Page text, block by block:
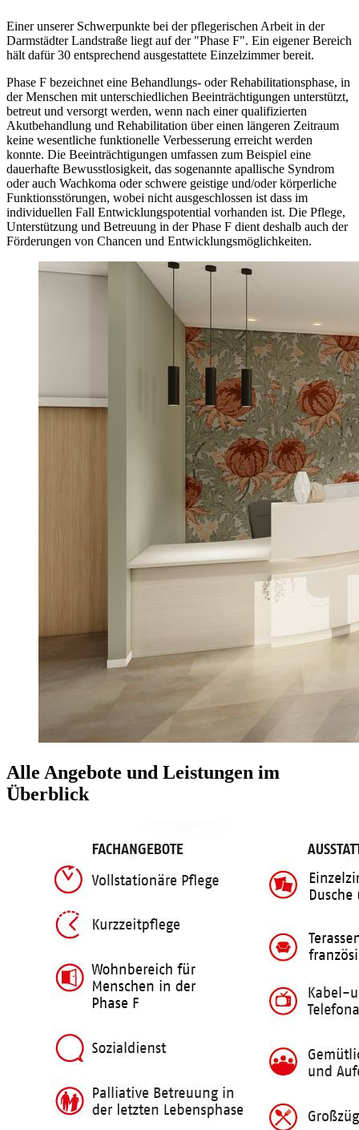
Einer unserer Schwerpunkte bei der pflegerischen Arbeit in der
Darmstädter Landstraße liegt auf der "Phase F". Ein eigener Bereich
hält dafür 30 entsprechend ausgestattete Einzelzimmer bereit.
Phase F bezeichnet eine Behandlungs- oder Rehabilitationsphase, in
der Menschen mit unterschiedlichen Beeinträchtigungen unterstützt,
betreut und versorgt werden, wenn nach einer qualifizierten
Akutbehandlung und Rehabilitation über einen längeren Zeitraum
keine wesentliche funktionelle Verbesserung erreicht werden
konnte. Die Beeinträchtigungen umfassen zum Beispiel eine
dauerhafte Bewusstlosigkeit, das sogenannte apallische Syndrom
oder auch Wachkoma oder schwere geistige und/oder körperliche
Funktionsstörungen, wobei nicht ausgeschlossen ist dass im
individuellen Fall Entwicklungspotential vorhanden ist. Die Pflege,
Unterstützung und Betreuung in der Phase F dient deshalb auch der
Förderungen von Chancen und Entwicklungsmöglichkeiten.
Alle Angebote und Leistungen im
Überblick